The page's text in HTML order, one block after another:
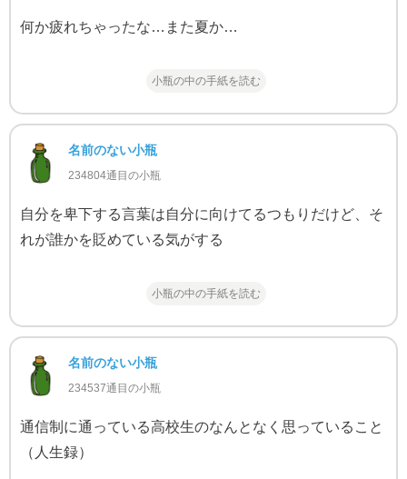
何か疲れちゃったな…また夏か…
小瓶の中の手紙を読む
名前のない小瓶
234804通目の小瓶
自分を卑下する言葉は自分に向けてるつもりだけど、そ
れが誰かを貶めている気がする
小瓶の中の手紙を読む
名前のない小瓶
234537通目の小瓶
通信制に通っている高校生のなんとなく思っていること
（人生録）